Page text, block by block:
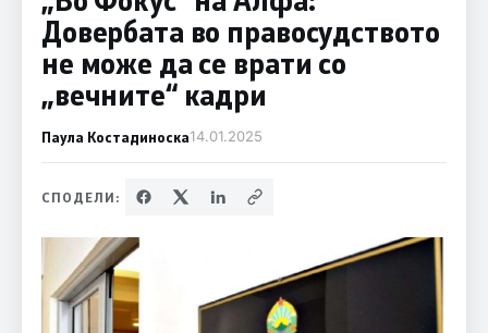
Довербата во правосудството
не може да се врати со
„вечните“ кадри
Паула Костадиноска14.01.2025
СПОДЕЛИ: